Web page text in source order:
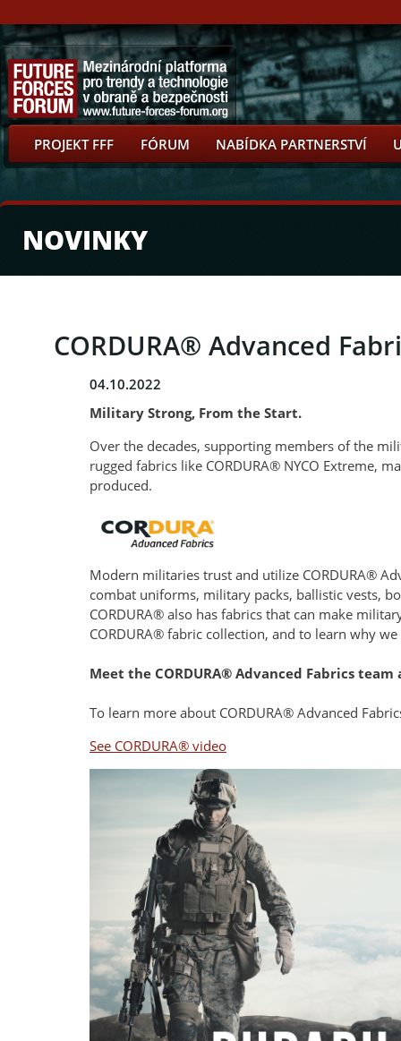
PROJEKT FFF FÓRUM NABÍDKA PARTNERSTVÍ
NOVINKY
CORDURA® Advanced
04.10.2022
Military Strong, From the Start.
Over the decades, supporting members of the
rugged fabrics like CORDURA® NYCO Extreme,
produced.
Modern militaries trust and utilize CORDURA®
combat uniforms, military packs, ballistic vests,
CORDURA® also has fabrics that can make
CORDURA® fabric collection, and to learn why
Meet the CORDURA® Advanced Fabrics
To learn more about CORDURA® Advanced
See CORDURA® video